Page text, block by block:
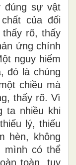
đúng sự vật
của đối
rõ, thấy
ứng chính
nguy hiểm
đó là chúng
chiều mà
thấy rõ. Vì
ta nhiều khi
lý, thiếu
hèn, không
mình có thể
toàn, tuy